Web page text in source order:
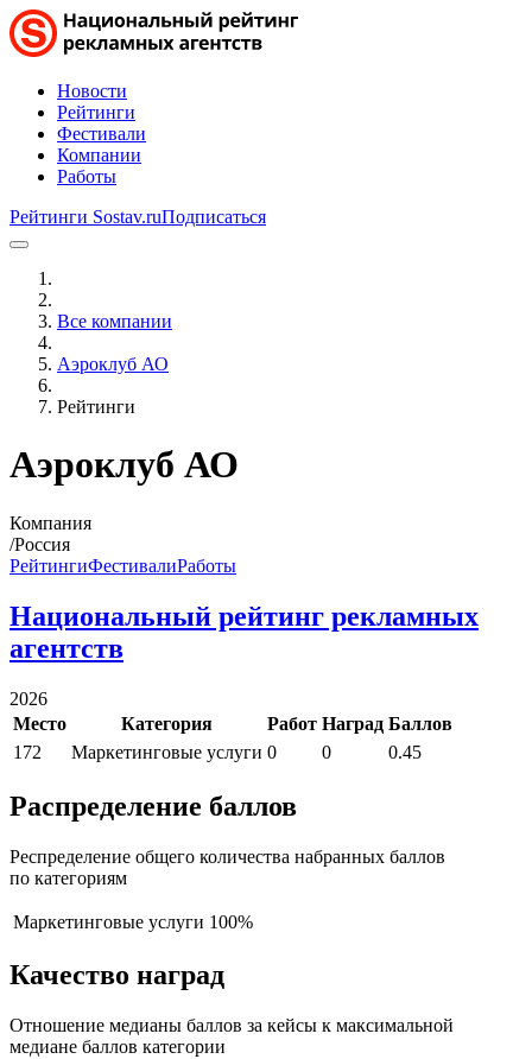
Новости
Рейтинги
Фестивали
Компании
Работы
Рейтинги Sostav.ruПодписаться
Все компании
Аэроклуб АО
Рейтинги
Аэроклуб АО
Компания
/Россия
РейтингиФестивалиРаботы
Национальный рейтинг рекламных
агентств
2026
Место
Категория Работ Наград Баллов
172
Маркетинговые услуги 0 0 0.45
Распределение баллов
Респределение общего количества набранных баллов
по категориям
Маркетинговые услуги 100%
Качество наград
Отношение медианы баллов за кейсы к максимальной
медиане баллов категории